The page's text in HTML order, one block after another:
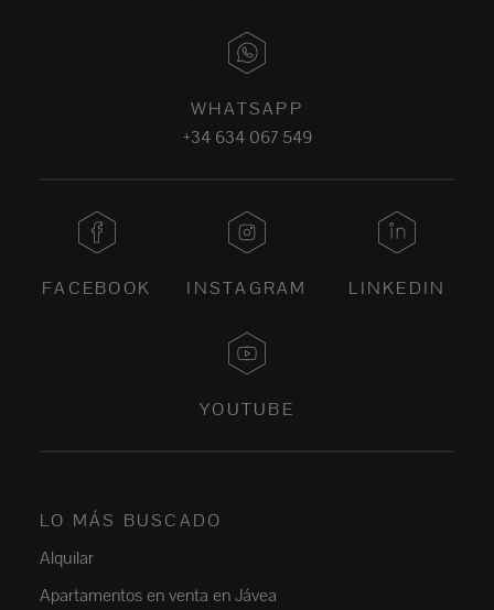
WHATSAPP
+34 634 067 549
FACEBOOK INSTAGRAM LINKEDIN
YOUTUBE
LO MÁS BUSCADO
Alquilar
Apartamentos en venta en Jávea